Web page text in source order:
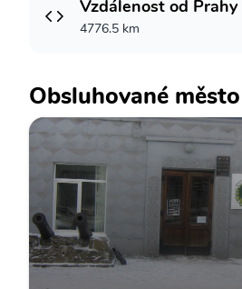
Vzdálenost od Prahy
4776.5 km
Obsluhované město